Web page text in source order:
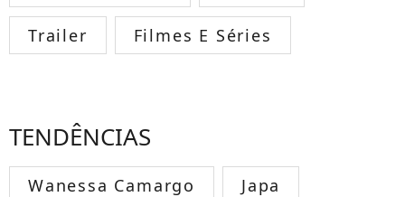
Trailer Filmes E Séries
TENDÊNCIAS
Wanessa Camargo Japa